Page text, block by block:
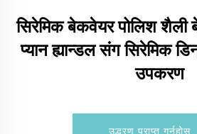
सिरेमिक बेकवेयर पोलिश शैली
प्यान ह्यान्डल संग सिरेमिक
उपकरण
उद्धरण प्राप्त गर्नुहोस्